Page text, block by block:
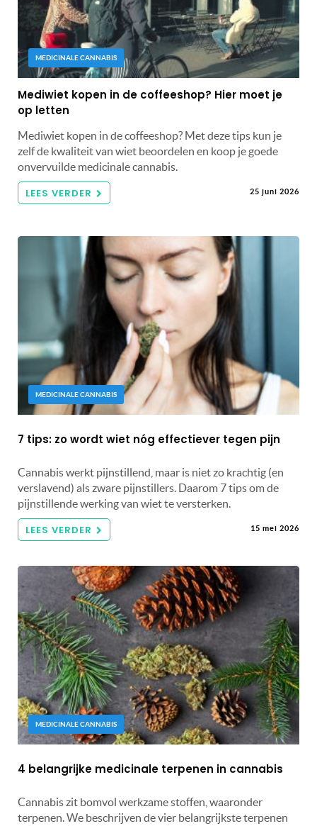
MEDICINALE CANNABIS
Mediwiet kopen in de coffeeshop? Hier moet je
op letten
Mediwiet kopen in de coffeeshop? Met deze tips kun je
zelf de kwaliteit van wiet beoordelen en koop je goede
onvervuilde medicinale cannabis.
LEES VERDER 25 juni 2026
MEDICINALE CANNABIS
7 tips: zo wordt wiet nóg effectiever tegen pijn
Cannabis werkt pijnstillend, maar is niet zo krachtig (en
verslavend) als zware pijnstillers. Daarom 7 tips om de
pijnstillende werking van wiet te versterken.
LEES VERDER 15 mei 2026
MEDICINALE CANNABIS
4 belangrijke medicinale terpenen in cannabis
Cannabis zit bomvol werkzame stoffen, waaronder
terpenen. We beschrijven de vier belangrijkste terpenen